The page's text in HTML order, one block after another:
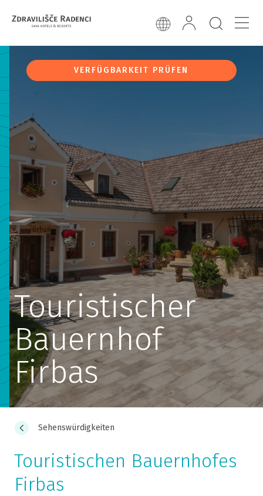
VERFÜGBARKEIT PRÜFEN
Touristischer
Bauernhof
Firbas
Sehenswürdigkeiten
Touristischen Bauernhofes
Firbas